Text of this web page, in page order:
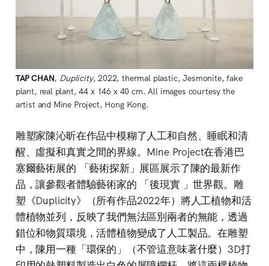
TAP CHAN, Duplicity, 2022, thermal plastic, Jesmonite, fake
plant, real plant, 44 x 146 x 40 cm. All images courtesy the
artist and Mine Project, Hong Kong.
雕塑家陳沁昕在作品中模糊了人工和自然、睡眠和清
醒、虛擬和真實之間的界線。Mine Project在香港巴
塞爾藝術展的 「藝術探新」展區展示了陳的最新作
品，讓參觀者體驗藝術家的 「後現實 」世界觀。雕
塑《Duplicity》（所有作品2022年）將人工植物和活
體植物並列，反映了我們無法區別兩者的無能，透過
錯位和物質環境，活體植物變成了人工製品。在雕塑
中，陳用一種「環保的」（不管這意味著什麼）3D打